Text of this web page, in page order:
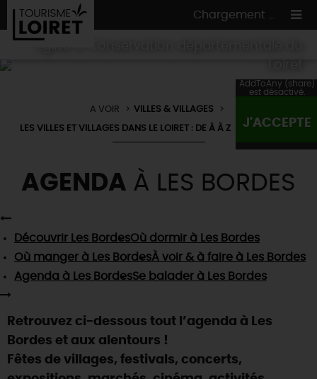
Chargement ...
ON A TESTÉPOUR VOUS
VOSENVIES
LES INCONTOURNABLESMADE IN LOIRET
HÉBERGEMENTS
HÉBERGEMENTS
CULTURE
VILLES & VILLAGES
TOUTES LES VISITES
TOUS ÀL'EAU !
EN MODE NATURE & AVENTURE
TOUTES LES ACTIVITÉS
Où manger
Maîtres
restaurateurs
Nos
marchés
Visitesgourmandeset créatives
Vins et vignobles
Chic,une aire de pique-nique
A NE PASRATER
Téléchargez le Guide de l'été 2026 🤽🌞
Des vacances auprès des animaux 🐎
(re)Découvrir les coulisses de la Faïencerie de
Gien !
SE REPÉRER,SE DÉPLACER
INFOS &SERVICES
A VOIR VILLES & VILLAGES
LES VILLES ET VILLAGES DANS LE LOIRET : DE À À Z LES BORDES
AGENDA À LES BORDES
Découvrir Les BordesOù dormir à Les Bordes
Où manger à Les BordesÀ voir & à faire à Les Bordes
Agenda à Les BordesSe balader à Les Bordes
Retrouvez ci-dessous tout l’agenda à Les
Bordes et aux alentours !
Fêtes de villages, festivals, concerts,
AddToAny (share)
est désactivé.
J'ACCEPTE